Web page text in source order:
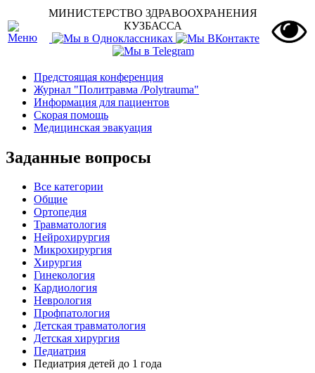
МИНИСТЕРСТВО ЗДРАВООХРАНЕНИЯ
КУЗБАССА
Предстоящая конференция
Журнал "Политравма /Polytrauma"
Информация для пациентов
Скорая помощь
Медицинская эвакуация
Заданные вопросы
Все категории
Общие
Ортопедия
Травматология
Нейрохирургия
Микрохирургия
Хирургия
Гинекология
Кардиология
Неврология
Профпатология
Детская травматология
Детская хирургия
Педиатрия
Педиатрия детей до 1 года